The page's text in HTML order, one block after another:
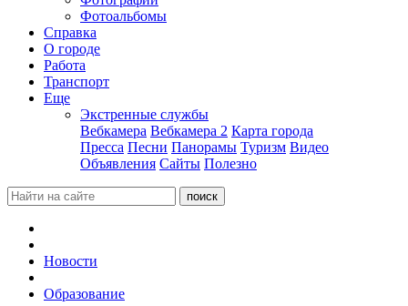
Фотоальбомы
Справка
О городе
Работа
Транспорт
Еще
Экстренные службы
Вебкамера Вебкамера 2 Карта города
Пресса Песни Панорамы Туризм Видео
Объявления Сайты Полезно
Новости
Образование